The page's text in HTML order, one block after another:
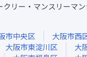
クリー・マンスリーマ
市中央区
大阪市西
大阪市東淀川区
大